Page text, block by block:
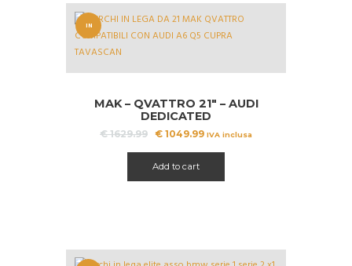
IN
OFFERT
A!
MAK – QVATTRO 21″ – AUDI
DEDICATED
€1629.99 Il
era:
€ 1629.99.
€ 1049.99Il
€ 1049.99.
IVA inclusa
Add to cart